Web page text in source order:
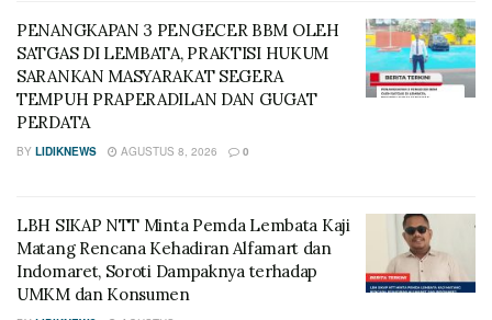
PENANGKAPAN 3 PENGECER BBM OLEH
SATGAS DI LEMBATA, PRAKTISI HUKUM
SARANKAN MASYARAKAT SEGERA
TEMPUH PRAPERADILAN DAN GUGAT
PERDATA
BY LIDIKNEWS AGUSTUS 8, 2026 0
LBH SIKAP NTT Minta Pemda Lembata Kaji
Matang Rencana Kehadiran Alfamart dan
Indomaret, Soroti Dampaknya terhadap
UMKM dan Konsumen